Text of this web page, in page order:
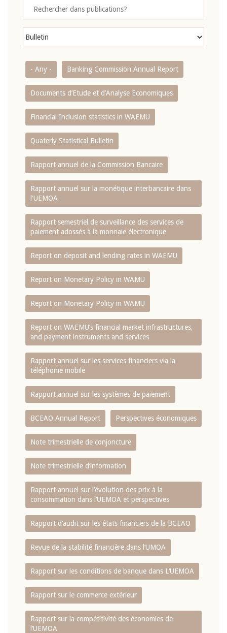
- Any - Banking Commission Annual Report
Documents d’Etude et d’Analyse Economiques
Financial Inclusion statistics in WAEMU
Quaterly Statistical Bulletin
Rapport annuel de la Commission Bancaire
Rapport annuel sur la monétique interbancaire dans
l'UEMOA
Rapport semestriel de surveillance des services de
paiement adossés à la monnaie électronique
Report on deposit and lending rates in WAEMU
Report on Monetary Policy in WAMU
Report on Monetary Policy in WAMU
Report on WAEMU’s financial market infrastructures,
and payment instruments and services
Rapport annuel sur les services financiers via la
téléphonie mobile
Rapport annuel sur les systèmes de paiement
BCEAO Annual Report Perspectives économiques
Note trimestrielle de conjoncture
Note trimestrielle d‘information
Rapport annuel sur l‘évolution des prix à la
consommation dans l‘UEMOA et perspectives
Rapport d‘audit sur les états financiers de la BCEAO
Revue de la stabilité financière dans l‘UMOA
Rapport sur les conditions de banque dans L‘UEMOA
Rapport sur le commerce extérieur
Rapport sur la compétitivité des économies de
l‘UEMOA